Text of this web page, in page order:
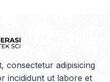
consectetur adipisicing
incididunt ut labore et